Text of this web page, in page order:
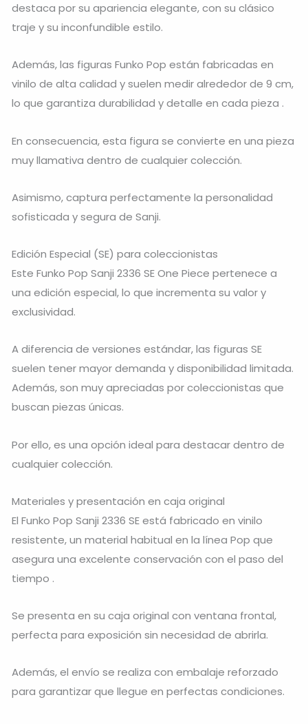
destaca por su apariencia elegante, con su clásico
traje y su inconfundible estilo.
Además, las figuras Funko Pop están fabricadas en
vinilo de alta calidad y suelen medir alrededor de 9 cm,
lo que garantiza durabilidad y detalle en cada pieza .
En consecuencia, esta figura se convierte en una pieza
muy llamativa dentro de cualquier colección.
Asimismo, captura perfectamente la personalidad
sofisticada y segura de Sanji.
Edición Especial (SE) para coleccionistas
Este Funko Pop Sanji 2336 SE One Piece pertenece a
una edición especial, lo que incrementa su valor y
exclusividad.
A diferencia de versiones estándar, las figuras SE
suelen tener mayor demanda y disponibilidad limitada.
Además, son muy apreciadas por coleccionistas que
buscan piezas únicas.
Por ello, es una opción ideal para destacar dentro de
cualquier colección.
Materiales y presentación en caja original
El Funko Pop Sanji 2336 SE está fabricado en vinilo
resistente, un material habitual en la línea Pop que
asegura una excelente conservación con el paso del
tiempo .
Se presenta en su caja original con ventana frontal,
perfecta para exposición sin necesidad de abrirla.
Además, el envío se realiza con embalaje reforzado
para garantizar que llegue en perfectas condiciones.